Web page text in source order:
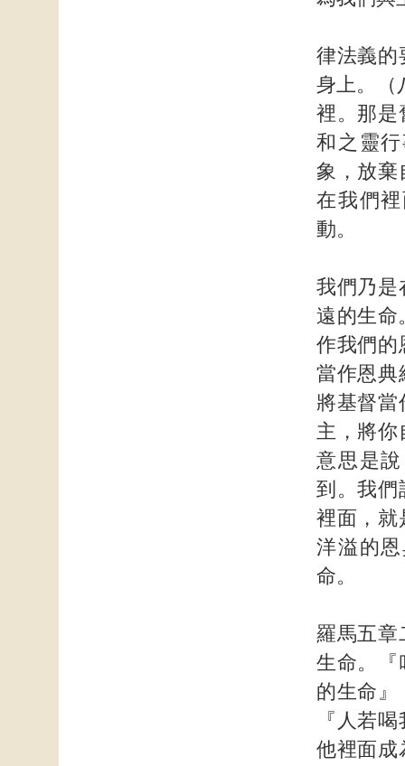
律法義的
身上。（
裡。那是
和之靈
象，放棄
在我們
動。
我們乃是
遠的生命
作我們的
當作恩典
將基督當
主，將你
意思是
到。我們
裡面，就
洋溢的
命。
羅馬五章
生命。
的生命』
『人若
他裡面成